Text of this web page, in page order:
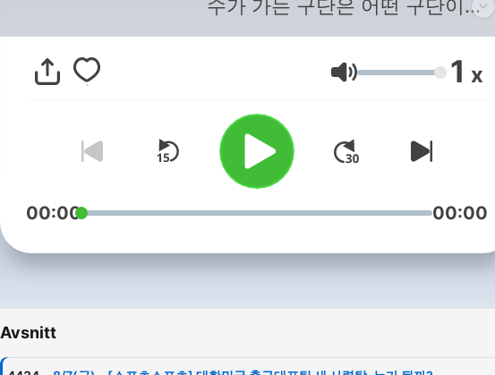
수가 가는 구단은 어떤 구단이지?
모든 소식 스포츠 스포츠가 다 모
아서 들려드립니다. 매일 당신과
함께하는 스포츠 매거진! <스포
츠 스포츠>
Volym 1 x
00:00 00:00
Avsnitt